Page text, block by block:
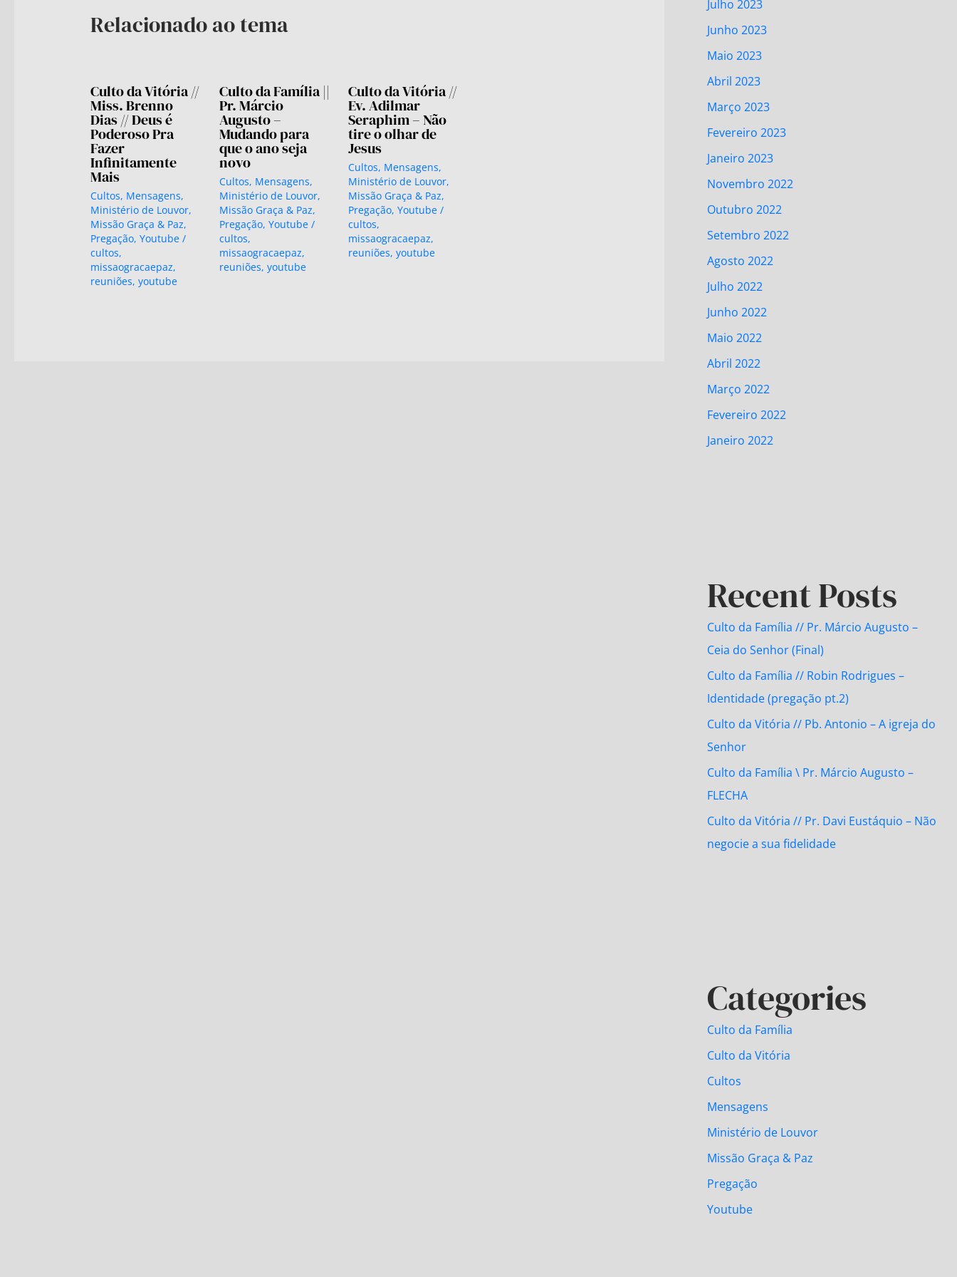
Relacionado ao tema
Culto da Vitória //
Miss. Brenno
Dias // Deus é
Poderoso Pra
Fazer
Infinitamente
Mais
Cultos, Mensagens,
Ministério de Louvor,
Missão Graça & Paz,
Pregação, Youtube/
cultos,
missaogracaepaz,
reuniões, youtube
Culto da Família ||
Pr. Márcio
Augusto –
Mudando para
que o ano seja
novo
Cultos, Mensagens,
Ministério de Louvor,
Missão Graça & Paz,
Pregação, Youtube/
cultos,
missaogracaepaz,
reuniões, youtube
Culto da Vitória //
Ev. Adilmar
Seraphim – Não
tire o olhar de
Jesus
Cultos, Mensagens,
Ministério de Louvor,
Missão Graça & Paz,
Pregação, Youtube/
cultos,
missaogracaepaz,
reuniões, youtube
Julho 2023
Junho 2023
Maio 2023
Abril 2023
Março 2023
Fevereiro 2023
Janeiro 2023
Novembro 2022
Outubro 2022
Setembro 2022
Agosto 2022
Julho 2022
Junho 2022
Maio 2022
Abril 2022
Março 2022
Fevereiro 2022
Janeiro 2022
Recent Posts
Culto da Família // Pr. Márcio Augusto –
Ceia do Senhor (Final)
Culto da Família // Robin Rodrigues –
Identidade (pregação pt.2)
Culto da Vitória // Pb. Antonio – A igreja do
Senhor
Culto da Família \ Pr. Márcio Augusto –
FLECHA
Culto da Vitória // Pr. Davi Eustáquio – Não
negocie a sua fidelidade
Categories
Culto da Família
Culto da Vitória
Cultos
Mensagens
Ministério de Louvor
Missão Graça & Paz
Pregação
Youtube